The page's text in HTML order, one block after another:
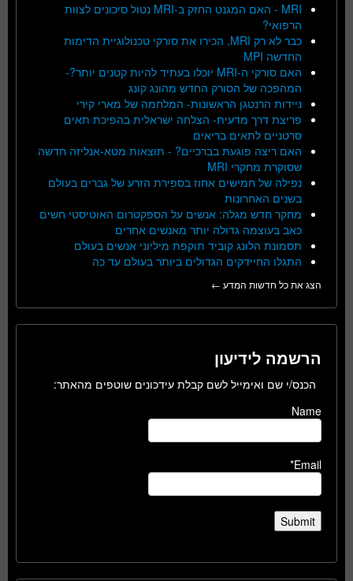
MRI - האם המגנט החזק ב-MRI נטול סיכונים לצוות
הרפואי?
כבר לא רק MRI, הכירו את סורקי טכנולוגיית הדימות
החדשה MPI
האם סורקי ה-MRI יוכלו בעתיד להיות קטנים יותר?-
המהפכה של הסורק החדש מהונג קונג
ניידות הרנטגן הראשונות- המלחמה של מארי קירי
פריצת דרך מדעית- הצלחה ישראלית בהפיכת תאים
סרטניים לתאים בריאים
האם ריצה פוגעת בברכיים? - תוצאות מטא-אנליזה חדשה
שסוקרת מחקרי MRI
נפילה של חמישים אחוז בספירת הזרע של גברים בעולם
בשנים האחרונות
מחקר חדש מגלה: אנשים על הספקטרום האוטיסטי חשים
כאב בעוצמה גדולה יותר מאנשים אחרים
תסמונת הלונג קוביד תוקפת מיליוני אנשים בעולם
התגלו החיידקים הגדולים ביותר בעולם עד כה
הצג את כל חדשות המדע ←
הרשמה לידיעון
הכנס/י שם ואימייל לשם קבלת עידכונים שוטפים מהאתר:
Name
Email*